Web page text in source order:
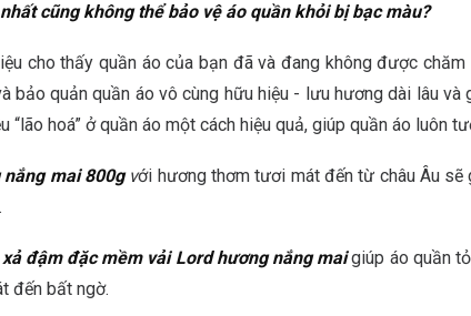
cũng không thể bảo vệ áo quần khỏi bị bạc màu?
cho thấy quần áo của bạn đã và đang không được
bảo quản quần áo vô cùng hữu hiệu - lưu hương dài lâu
“lão hoá” ở quần áo một cách hiệu quả, giúp quần áo luôn
nắng mai 800g với hương thơm tươi mát đến từ châu Âu
đậm đặc mềm vải Lord hương nắng maigiúp áo quần
đến bất ngờ.